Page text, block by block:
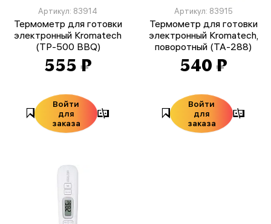
Артикул: 83914
Термометр для готовки
электронный Kromatech
(TP-500 BBQ)
555 ₽
Войти
для
заказа
Артикул: 83915
Термометр для готовки
электронный Kromatech,
поворотный (TA-288)
540 ₽
Войти
для
заказа